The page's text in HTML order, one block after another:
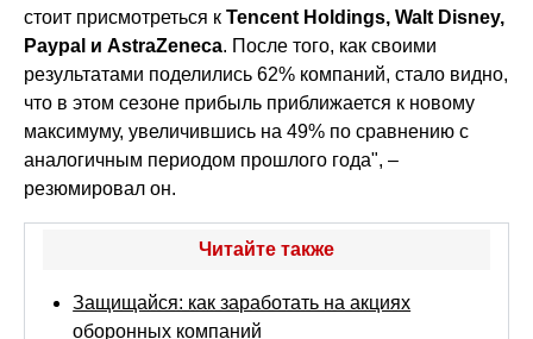
стоит присмотреться кTencent Holdings, Walt Disney,
Paypal и AstraZeneca. После того, как своими
результатами поделились 62% компаний, стало видно,
что в этом сезоне прибыль приближается к новому
максимуму, увеличившись на 49% по сравнению с
аналогичным периодом прошлого года", –
резюмировал он.
Читайте также
Защищайся: как заработать на акциях
оборонных компаний